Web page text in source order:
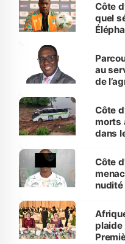
Côte
quel
au
de
Côte
morts
dans
des
Côte
nudité
plaide